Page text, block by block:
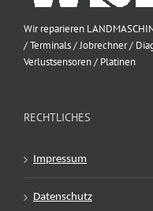
Wir reparieren
/ Terminals / Jobrechner /
Verlustsensoren / Platinen
RECHTLICHES
Impressum
Datenschutz